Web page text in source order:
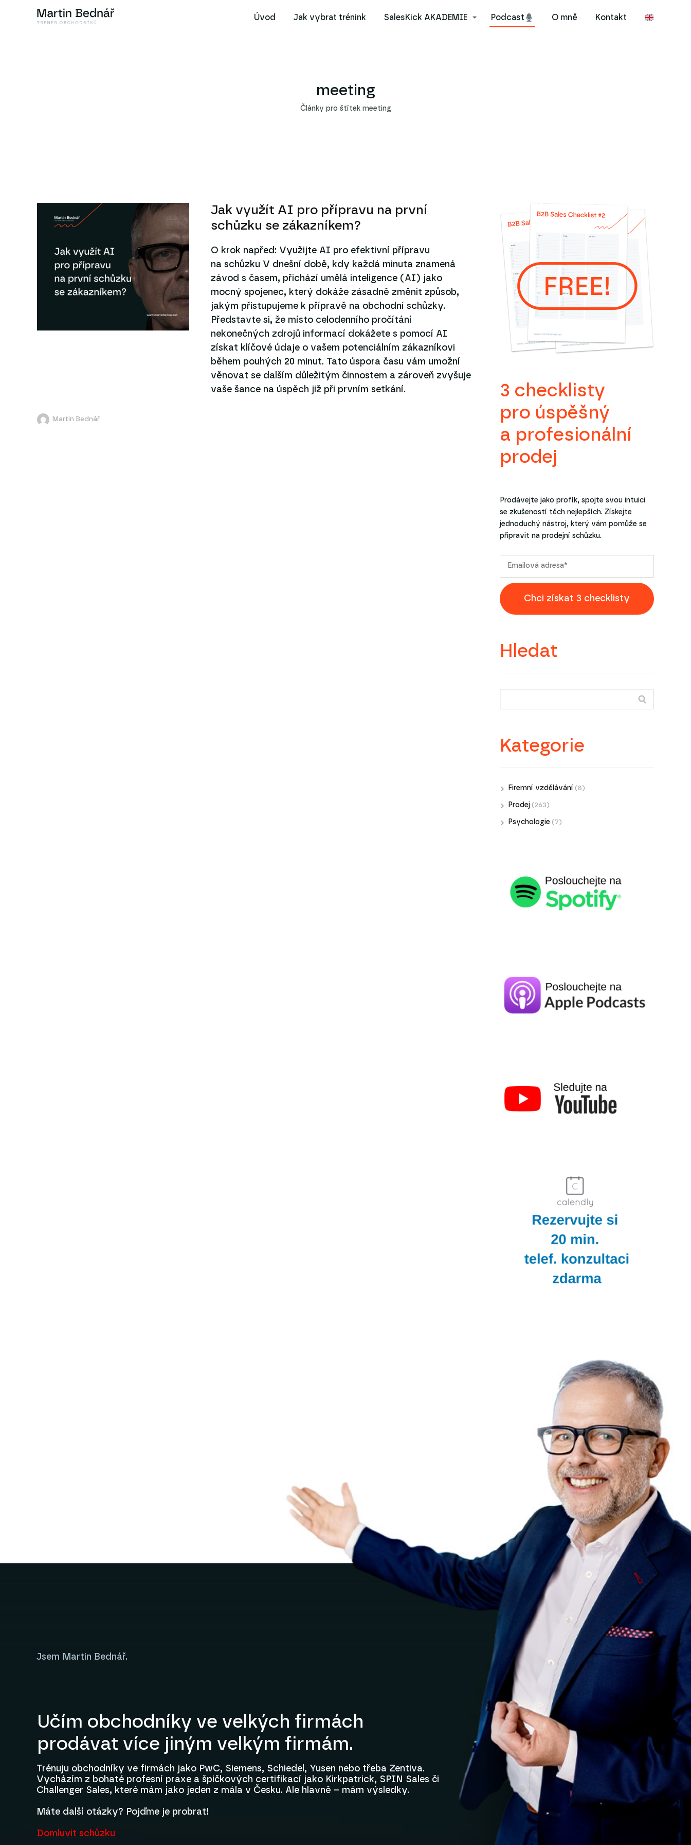
Úvod Jak vybrat trénink SalesKick AKADEMIE Podcast O mně Kontakt
meeting
Články pro štítek meeting
Jak využít AI pro přípravu na první
schůzku se zákazníkem?
O krok napřed: Využijte AI pro efektivní přípravu
na schůzku V dnešní době, kdy každá minuta znamená
závod s časem, přichází umělá inteligence (AI) jako
mocný spojenec, který dokáže zásadně změnit způsob,
jakým přistupujeme k přípravě na obchodní schůzky.
Představte si, že místo celodenního pročítání
nekonečných zdrojů informací dokážete s pomocí AI
získat klíčové údaje o vašem potenciálním zákazníkovi
během pouhých 20 minut. Tato úspora času vám umožní
věnovat se dalším důležitým činnostem a zároveň zvyšuje
vaše šance na úspěch již při prvním setkání.
Martin Bednář
3 checklisty
pro úspěšný
a profesionální
prodej
Prodávejte jako profík, spojte svou intuici
se zkušeností těch nejlepších. Získejte
jednoduchý nástroj, který vám pomůže se
připravit na prodejní schůzku.
Chci získat 3 checklisty
Hledat
Kategorie
Firemní vzdělávání (8)
Prodej (263)
Psychologie (7)
Jsem Martin Bednář.
Učím obchodníky ve velkých firmách
prodávat více jiným velkým firmám.
Trénuju obchodníky ve firmách jako PwC, Siemens, Schiedel, Yusen nebo třeba Zentiva.
Vycházím z bohaté profesní praxe a špičkových certifikací jako Kirkpatrick, SPIN Sales či
Challenger Sales, které mám jako jeden z mála v Česku. Ale hlavně – mám výsledky.
Máte další otázky? Pojďme je probrat!
Domluvit schůzku